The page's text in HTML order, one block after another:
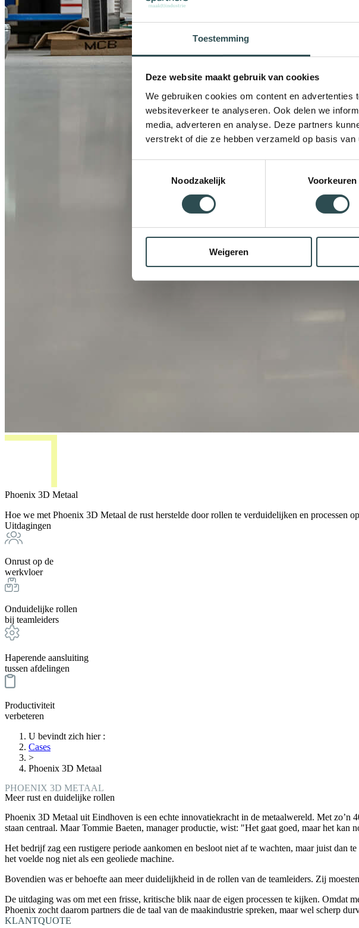
Toestemming
Deze website maakt gebruik van cookies
We gebruiken cookies om content en
websiteverkeer te analyseren. Ook delen we
media, adverteren en analyse. Deze partners
verstrekt of die ze hebben verzameld op basis
Noodzakelijk
Voorkeuren
Weigeren
Phoenix 3D Metaal
Hoe we met Phoenix 3D Metaal de rust herstelde door rollen te verduidelijken en processen
Uitdagingen
Onrust op de
werkvloer
Onduidelijke rollen
bij teamleiders
Haperende aansluiting
tussen afdelingen
Productiviteit
verbeteren
U bevindt zich hier :
Cases
>
Phoenix 3D Metaal
PHOENIX 3D METAAL
Meer rust en duidelijke rollen
Phoenix 3D Metaal uit Eindhoven is een echte innovatiekracht in de metaalwereld. Met
staan centraal. Maar Tommie Baeten, manager productie, wist: "Het gaat goed, maar het
Het bedrijf zag een rustigere periode aankomen en besloot niet af te wachten, maar juist dan
het voelde nog niet als een geoliede machine.
Bovendien was er behoefte aan meer duidelijkheid in de rollen van de teamleiders. Zij
De uitdaging was om met een frisse, kritische blik naar de eigen processen te kijken. Omdat
Phoenix zocht daarom partners die de taal van de maakindustrie spreken, maar wel scherp
KLANTQUOTE